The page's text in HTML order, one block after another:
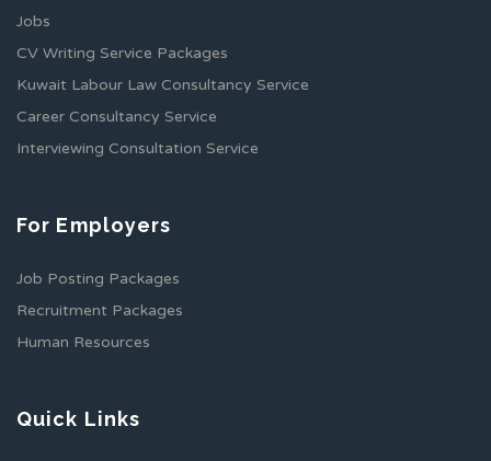
Jobs
CV Writing Service Packages
Kuwait Labour Law Consultancy Service
Career Consultancy Service
Interviewing Consultation Service
For Employers
Job Posting Packages
Recruitment Packages
Human Resources
Quick Links